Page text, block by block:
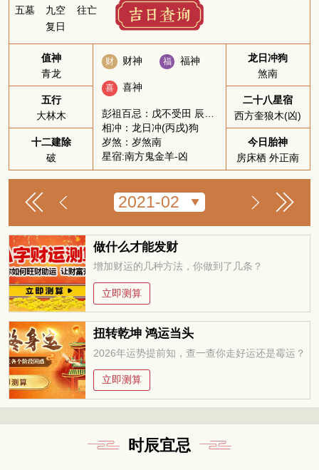
五墓
九空
往亡
复日
值神
青龙
五行
大林木
十二建除
破
财 财神 福 福神
喜 喜神
相冲：龙日冲(丙戌)狗
岁煞：岁煞南
星宿:南方鬼金羊-凶
龙日冲狗
煞南
二十八星宿
西方奎狼木(凶)
今日胎神
房床栖 外正南
做什么才能发财
增加财运的几种方法，你做到了几条？
立即测算
扭转乾坤 鸿运当头
2026年运势提前知，查一查你走好运还是霉运？
立即测算
时辰宜忌